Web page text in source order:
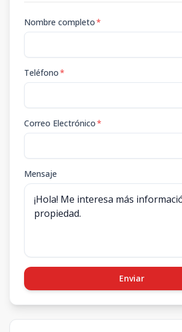
Nombre completo*
Teléfono*
Correo Electrónico*
Mensaje
Enviar